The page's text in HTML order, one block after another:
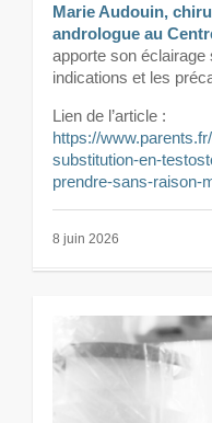
Marie Audouin,
andrologue au
apporte son
indications et les
Lien de l’article :
https://
substitution-en-
prendre-sans-raison-
8 juin 2026